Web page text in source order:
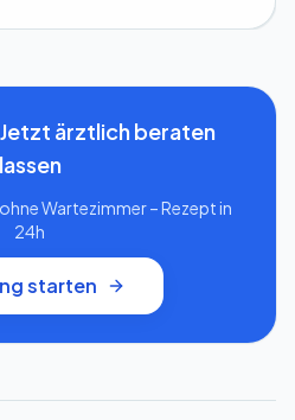
ärztlich beraten
lassen
Wartezimmer – Rezept in
24h
starten